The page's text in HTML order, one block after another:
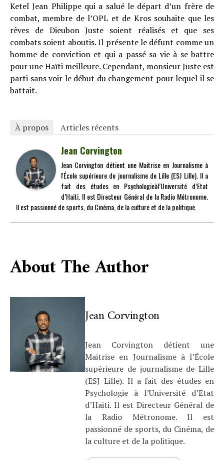
Ketel Jean Philippe qui a salué le départ d’un frère de
combat, membre de l’OPL et de Kros souhaite que les
rêves de Dieubon Juste soient réalisés et que ses
combats soient aboutis. Il présente le défunt comme un
homme de conviction et qui a passé sa vie à se battre
pour une Haïti meilleure. Cependant, monsieur Juste est
parti sans voir le début du changement pour lequel il se
battait.
À propos Articles récents
Jean Corvington
Jean Corvington détient une Maitrise en Journalisme à
l'École supérieure de journalisme de Lille (ESJ Lille). Il a
fait des études en Psychologieàl’Université d’Etat
d’Haiti. Il est Directeur Général de la Radio Métronome.
Il est passionné de sports, du Cinéma, de la culture et de la politique.
About The Author
Jean Corvington
Jean Corvington détient une
Maitrise en Journalisme à l’École
supérieure de journalisme de Lille
(ESJ Lille). Il a fait des études en
Psychologie à l’Université d’Etat
d’Haiti. Il est Directeur Général de
la Radio Métronome. Il est
passionné de sports, du Cinéma, de
la culture et de la politique.